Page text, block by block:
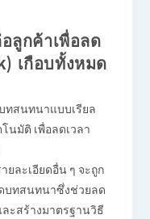
ลูกค้าเพื่อลด
เกือบทั้งหมด
ทสนทนาแบบเรียล
นมัติ เพื่อลดเวลา
ละเอียดอื่น ๆ จะถูก
บทสนทนาซึ่งช่วยลด
ะสร้างมาตรฐานวิธี